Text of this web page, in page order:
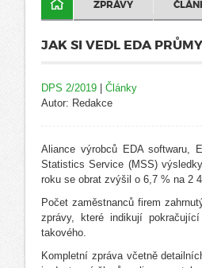
ZPRÁVY
JAK SI VEDL EDA
DPS 2/2019 | Články
Autor: Redakce
Aliance výrobců EDA softwaru,
Statistics Service (MSS)
roku se obrat zvýšil o 6,7 % na 2
Počet zaměstnanců firem
zprávy, které indikují
takového.
Kompletní zpráva včetně